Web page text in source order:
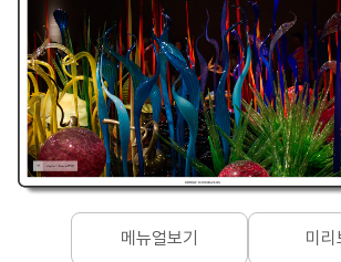
메뉴얼보기 미리